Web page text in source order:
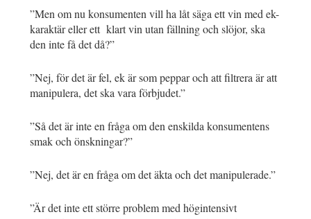
”Men om nu konsumenten vill ha låt säga ett vin med ek-
karaktär eller ett klart vin utan fällning och slöjor, ska
den inte få det då?”
”Nej, för det är fel, ek är som peppar och att filtrera är att
manipulera, det ska vara förbjudet.”
”Så det är inte en fråga om den enskilda konsumentens
smak och önskningar?”
”Nej, det är en fråga om det äkta och det manipulerade.”
”Är det inte ett större problem med högintensivt